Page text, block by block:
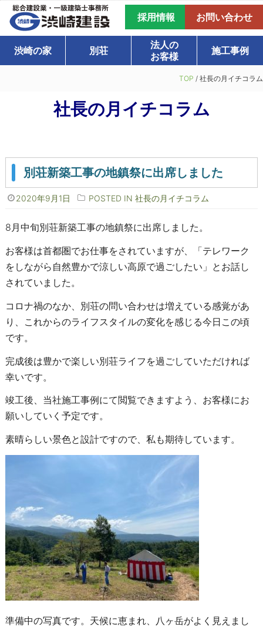
採用情報 お問い合わせ
渋崎の家 別荘
法人の
お客様
施工事例
TOP / 社長の月イチコラム
社長の月イチコラム
別荘新築工事の地鎮祭に出席しました
2020年9月1日 POSTED IN 社長の月イチコラム
8月中旬別荘新築工事の地鎮祭に出席しました。
お客様は首都圏でお仕事をされていますが、「テレワーク
をしながら自然豊かで涼しい高原で過ごしたい」とお話し
されていました。
コロナ禍のなか、別荘の問い合わせは増えている感覚があ
り、これからのライフスタイルの変化を感じる今日この頃
です。
完成後は豊かで楽しい別荘ライフを過ごしていただければ
幸いです。
竣工後、当社施工事例にて閲覧できますよう、お客様にお
願いしていく予定です。
素晴らしい景色と設計ですので、私も期待しています。
準備中の写真です。天候に恵まれ、八ヶ岳がよく見えまし